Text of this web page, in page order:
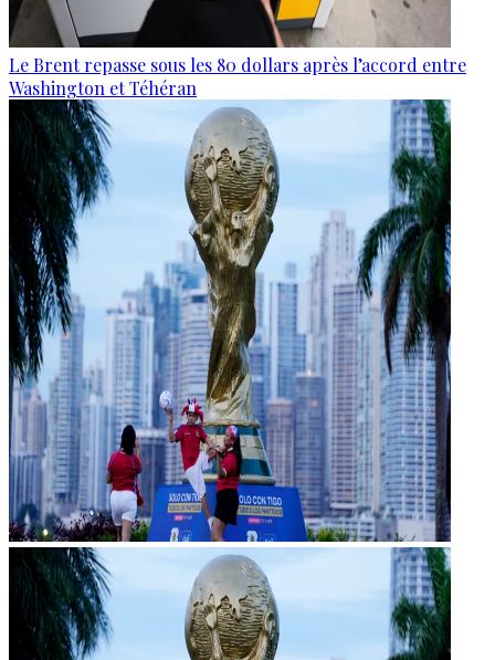
Le Brent repasse sous les 80 dollars après l’accord entre
Washington et Téhéran